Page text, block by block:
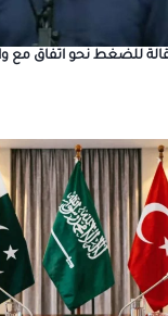
للضغط نحو اتفاق